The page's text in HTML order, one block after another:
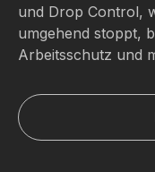
und Drop Control,
umgehend stoppt,
Arbeitsschutz und